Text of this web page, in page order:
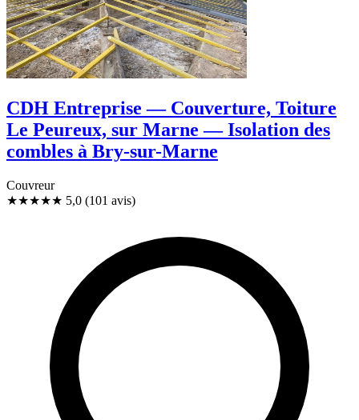
CDH Entreprise — Couverture, Toiture
Le Peureux, sur Marne — Isolation des
combles à Bry-sur-Marne
Couvreur
★★★★★ 5,0 (101 avis)